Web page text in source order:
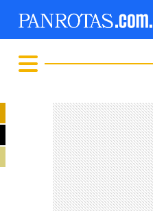
FIQUE LIGADO